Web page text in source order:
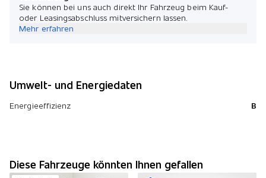
Sie können bei uns auch direkt Ihr Fahrzeug beim Kauf-
oder Leasingsabschluss mitversichern lassen.
Mehr erfahren
Umwelt- und Energiedaten
Energieeffizienz B
Diese Fahrzeuge könnten Ihnen gefallen